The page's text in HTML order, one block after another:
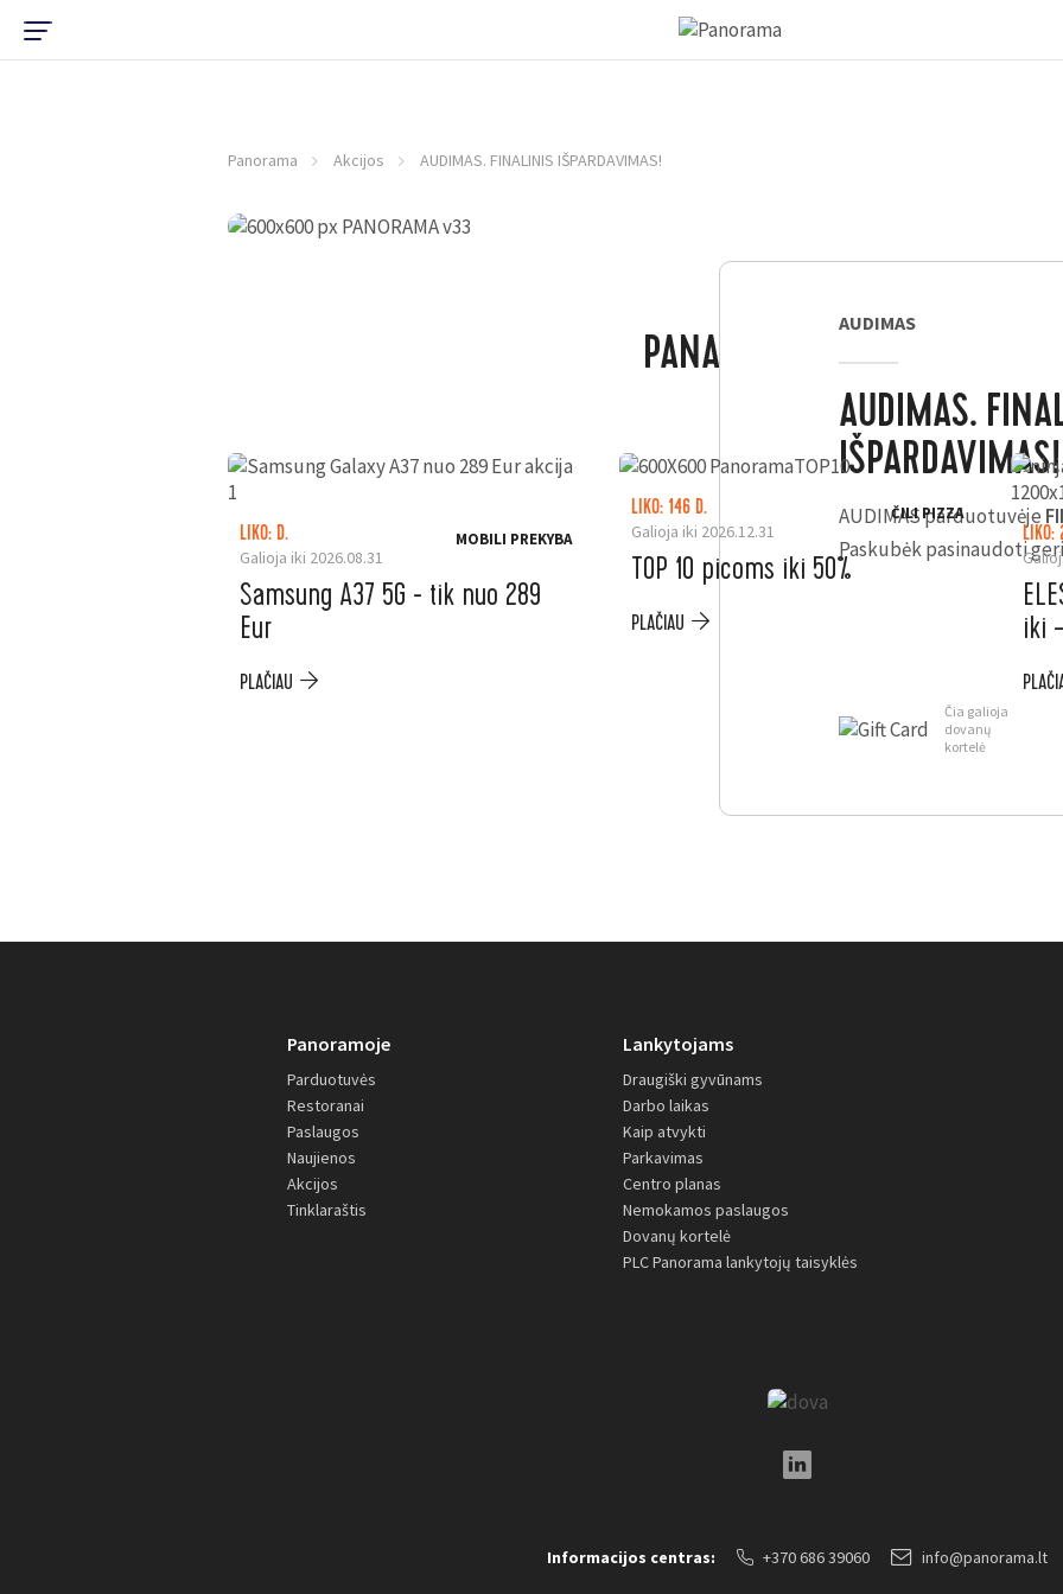
Panorama Akcijos AUDIMAS. FINALINIS IŠPARDAVIMAS!
AUDIMAS
AUDIMAS.
IŠPARDAVIMAS!
AUDIMAS parduotuvėje
Paskubėk pasinaudoti
Čia galioja
dovanų
kortelė
PANAŠŪS PASIŪLYMAI
LIKO: D.
Galioja iki 2026.08.31
MOBILI PREKYBA
Samsung A37 5G - tik nuo 289
Eur
PLAČIAU
LIKO: 146 D.
Galioja iki 2026.12.31
ČILI PIZZA
TOP 10 picoms iki 50%
PLAČIAU
LIKO:
iki
Panoramoje
Parduotuvės
Restoranai
Paslaugos
Naujienos
Akcijos
Tinklaraštis
Lankytojams
Draugiški gyvūnams
Darbo laikas
Kaip atvykti
Parkavimas
Centro planas
Nemokamos paslaugos
Dovanų kortelė
PLC Panorama lankytojų taisyklės
Informacijos centras: +370 686 39060 info@panorama.lt